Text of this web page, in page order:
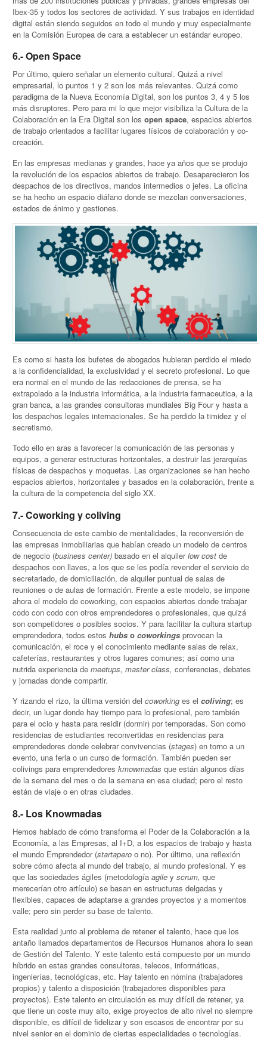
Ibex-35 y todos los sectores de actividad. Y sus trabajos en identidad
digital están siendo seguidos en todo el mundo y muy especialmente
en la Comisión Europea de cara a establecer un estándar europeo.
6.- Open Space
Por último, quiero señalar un elemento cultural. Quizá a nivel
empresarial, lo puntos 1 y 2 son los más relevantes. Quizá como
paradigma de la Nueva Economía Digital, son los puntos 3, 4 y 5 los
más disruptores. Pero para mi lo que mejor visibiliza la Cultura de la
Colaboración en la Era Digital son losopen space, espacios abiertos
de trabajo orientados a facilitar lugares físicos de colaboración y co-
creación.
En las empresas medianas y grandes, hace ya años que se produjo
la revolución de los espacios abiertos de trabajo. Desaparecieron los
despachos de los directivos, mandos intermedios o jefes. La oficina
se ha hecho un espacio diáfano donde se mezclan conversaciones,
estados de ánimo y gestiones.
Es como si hasta los bufetes de abogados hubieran perdido el miedo
a la confidencialidad, la exclusividad y el secreto profesional. Lo que
era normal en el mundo de las redacciones de prensa, se ha
extrapolado a la industria informática, a la industria farmaceutica, a la
gran banca, a las grandes consultoras mundiales Big Four y hasta a
los despachos legales internacionales. Se ha perdido la timidez y el
secretismo.
Todo ello en aras a favorecer la comunicación de las personas y
equipos, a generar estructuras horizontales, a destruir las jerarquías
físicas de despachos y moquetas. Las organizaciones se han hecho
espacios abiertos, horizontales y basados en la colaboración, frente a
la cultura de la competencia del siglo XX.
7.- Coworking y coliving
Consecuencia de este cambio de mentalidades, la reconversión de
las empresas inmobiliarias que habían creado un modelo de centros
de negocio (business center) basado en el alquilerlow costde
despachos con llaves, a los que se les podía revender el servicio de
secretariado, de domiciliación, de alquiler puntual de salas de
reuniones o de aulas de formación. Frente a este modelo, se impone
ahora el modelo de coworking, con espacios abiertos donde trabajar
codo con codo con otros emprendedores o profesionales, que quizá
son competidores o posibles socios. Y para facilitar la cultura startup
emprendedora, todos estoshubsocoworkingsprovocan la
comunicación, el roce y el conocimiento mediante salas de relax,
cafeterías, restaurantes y otros lugares comunes; así como una
nutrida experiencia demeetups, master class,conferencias, debates
y jornadas donde compartir.
Y rizando el rizo, la última versión delcoworking es elcoliving; es
decir, un lugar donde hay tiempo para lo profesional, pero también
para el ocio y hasta para residir (dormir) por temporadas. Son como
residencias de estudiantes reconvertidas en residencias para
emprendedores donde celebrar convivencias (stages) en torno a un
evento, una feria o un curso de formación. También pueden ser
colivings para emprendedoreskmowmadasque están algunos días
de la semana del mes o de la semana en esa ciudad; pero el resto
están de viaje o en otras ciudades.
8.- Los Knowmadas
Hemos hablado de cómo transforma el Poder de la Colaboración a la
Economía, a las Empresas, al I+D, a los espacios de trabajo y hasta
el mundo Emprendedor (startapero o no). Por último, una reflexión
sobre cómo afecta al mundo del trabajo, al mundo profesional. Y es
que las sociedades ágiles (metodologíaagile y scrum,que
merecerían otro artículo) se basan en estructuras delgadas y
flexibles, capaces de adaptarse a grandes proyectos y a momentos
valle; pero sin perder su base de talento.
Esta realidad junto al problema de retener el talento, hace que los
antaño llamados departamentos de Recursos Humanos ahora lo sean
de Gestión del Talento. Y este talento está compuesto por un mundo
híbrido en estas grandes consultoras, telecos, informáticas,
ingenierías, tecnológicas, etc. Hay talento en nómina (trabajadores
propios) y talento a disposición (trabajadores disponibles para
proyectos). Este talento en circulación es muy difícil de retener, ya
que tiene un coste muy alto, exige proyectos de alto nivel no siempre
disponible, es difícil de fidelizar y son escasos de encontrar por su
nivel senior en el dominio de ciertas especialidades o tecnologías.